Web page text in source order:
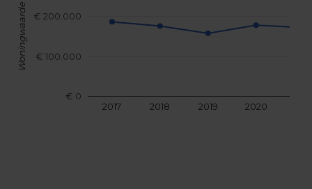
2017 2018 2019 2020
€ 0
€ 100.000
€ 200.000
Woningwaarde